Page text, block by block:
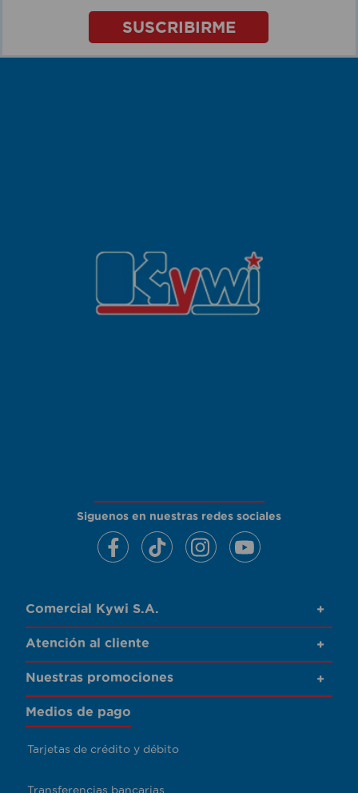
SUSCRIBIRME
Siguenos en nuestras redes sociales
Comercial Kywi S.A. +
Atención al cliente +
Nuestras promociones +
Medios de pago
Tarjetas de crédito y débito
Transferencias bancarias